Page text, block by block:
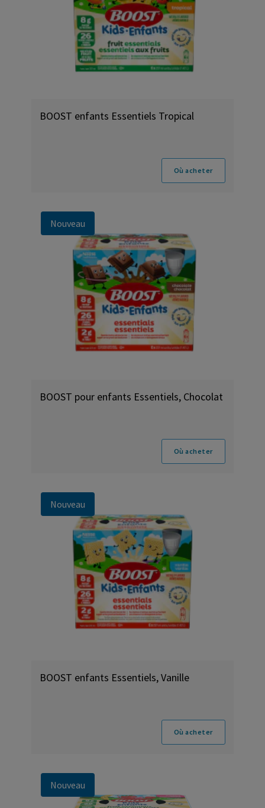
BOOST enfants Essentiels Tropical
Où acheter
Nouveau
BOOST pour enfants Essentiels, Chocolat
Où acheter
Nouveau
BOOST enfants Essentiels, Vanille
Où acheter
Nouveau